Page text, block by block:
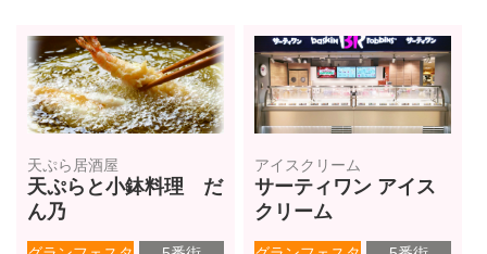
天ぷら居酒屋
天ぷらと小鉢料理 だ
ん乃
アイスクリーム
サーティワン アイス
クリーム